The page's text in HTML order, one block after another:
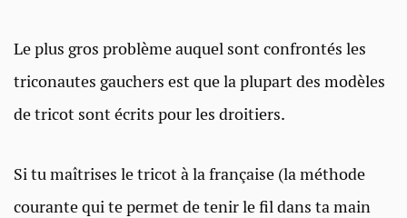
Le plus gros problème auquel sont confrontés les
triconautes gauchers est que la plupart des modèles
de tricot sont écrits pour les droitiers.
Si tu maîtrises le tricot à la française (la méthode
courante qui te permet de tenir le fil dans ta main